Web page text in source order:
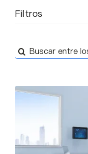
Filtros
Buscar: